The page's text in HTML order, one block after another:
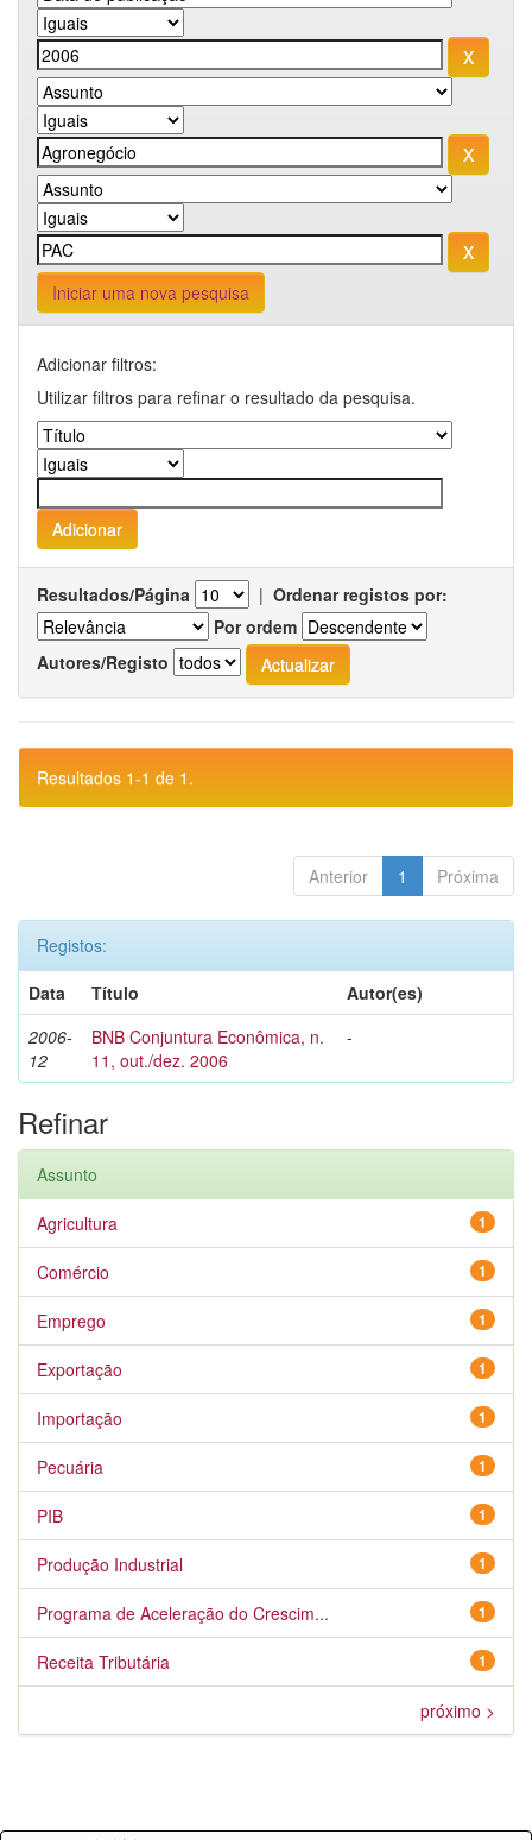
Iniciar uma nova pesquisa
Adicionar filtros:
Utilizar filtros para refinar o resultado da pesquisa.
Resultados/Página | Ordenar registos por:
Por ordem
Autores/Registo
Resultados 1-1 de 1.
Anterior 1 Próxima
Registos:
Data
Título
Autor(es)
2006-
12
BNB Conjuntura Econômica, n.
11, out./dez. 2006
-
Refinar
Assunto
1
Agricultura
1
Comércio
1
Emprego
1
Exportação
1
Importação
1
Pecuária
1
PIB
1
Produção Industrial
1
Programa de Aceleração do Crescim...
1
Receita Tributária
próximo >